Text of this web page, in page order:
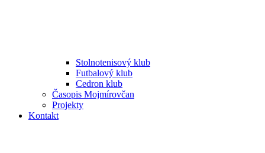
Stolnotenisový klub
Futbalový klub
Cedron klub
Časopis Mojmírovčan
Projekty
Kontakt